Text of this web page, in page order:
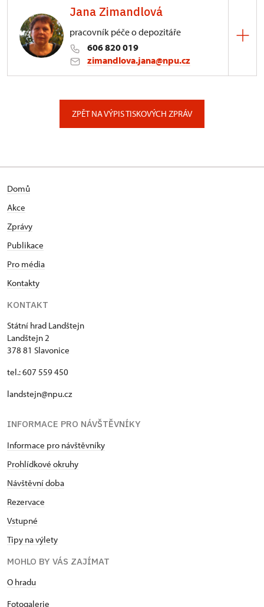
Jana Zimandlová
pracovník péče o depozitáře
606 820 019
zimandlova.jana@npu.cz
ZPĚT NA VÝPIS TISKOVÝCH ZPRÁV
Domů
Akce
Zprávy
Publikace
Pro média
Kontakty
KONTAKT
Státní hrad Landštejn
Landštejn 2
378 81 Slavonice
tel.: 607 559 450
landstejn@npu.cz
INFORMACE PRO NÁVŠTĚVNÍKY
Informace pro návštěvníky
Prohlídkové okruhy
Návštěvní doba
Rezervace
Vstupné
Tipy na výlety
MOHLO BY VÁS ZAJÍMAT
O hradu
Fotogalerie